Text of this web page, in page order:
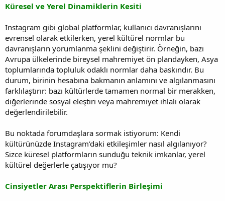
Küresel ve Yerel Dinamiklerin Kesiti
Instagram gibi global platformlar, kullanıcı davranışlarını
evrensel olarak etkilerken, yerel kültürel normlar bu
davranışların yorumlanma şeklini değiştirir. Örneğin, bazı
Avrupa ülkelerinde bireysel mahremiyet ön plandayken, Asya
toplumlarında topluluk odaklı normlar daha baskındır. Bu
durum, birinin hesabına bakmanın anlamını ve algılanmasını
farklılaştırır: bazı kültürlerde tamamen normal bir merakken,
diğerlerinde sosyal eleştiri veya mahremiyet ihlali olarak
değerlendirilebilir.
Bu noktada forumdaşlara sormak istiyorum: Kendi
kültürünüzde Instagram’daki etkileşimler nasıl algılanıyor?
Sizce küresel platformların sunduğu teknik imkanlar, yerel
kültürel değerlerle çatışıyor mu?
Cinsiyetler Arası Perspektiflerin Birleşimi